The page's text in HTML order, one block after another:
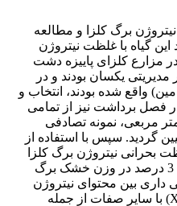
برگ کلزا و مطالعه
گیاه با غلظت نیتروژن
طی پژوهشی در سال 1396 در مزارع کلزای پاییزه دشت
که از نظر مدیریتی یکسان بودند و در
واقع شده بودند، انتخاب و
فصل برداشت نیز از تمامی
مربعی، نمونه تصادفی
گردید. سپس با استفاده از
نیتروژن برگ کلزا
برای عملکرد نسبی دانه 90 درصد، 3 درصد در وزن خشک برگ
داری بین محتوای نیتروژن
برگ کلزا به عنوان متغیر مستقل(X) با سایر صفات از جمله